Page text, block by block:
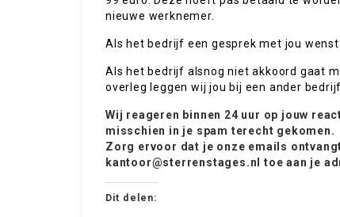
nieuwe werknemer.
Als het bedrijf een gesprek met jou
Als het bedrijf alsnog niet akkoord gaat
overleg leggen wij jou bij een ander bedrijf
Wij reageren binnen 24 uur op jouw
misschien in je spam terecht gekomen.
Zorg ervoor dat je onze emails
kantoor@sterrenstages.nl toe aan je
Dit delen: